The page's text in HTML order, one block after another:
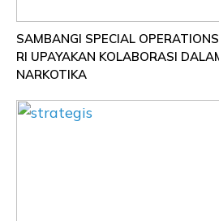
SAMBANGI SPECIAL
RI UPAYAKAN KOLABORASI
NARKOTIKA